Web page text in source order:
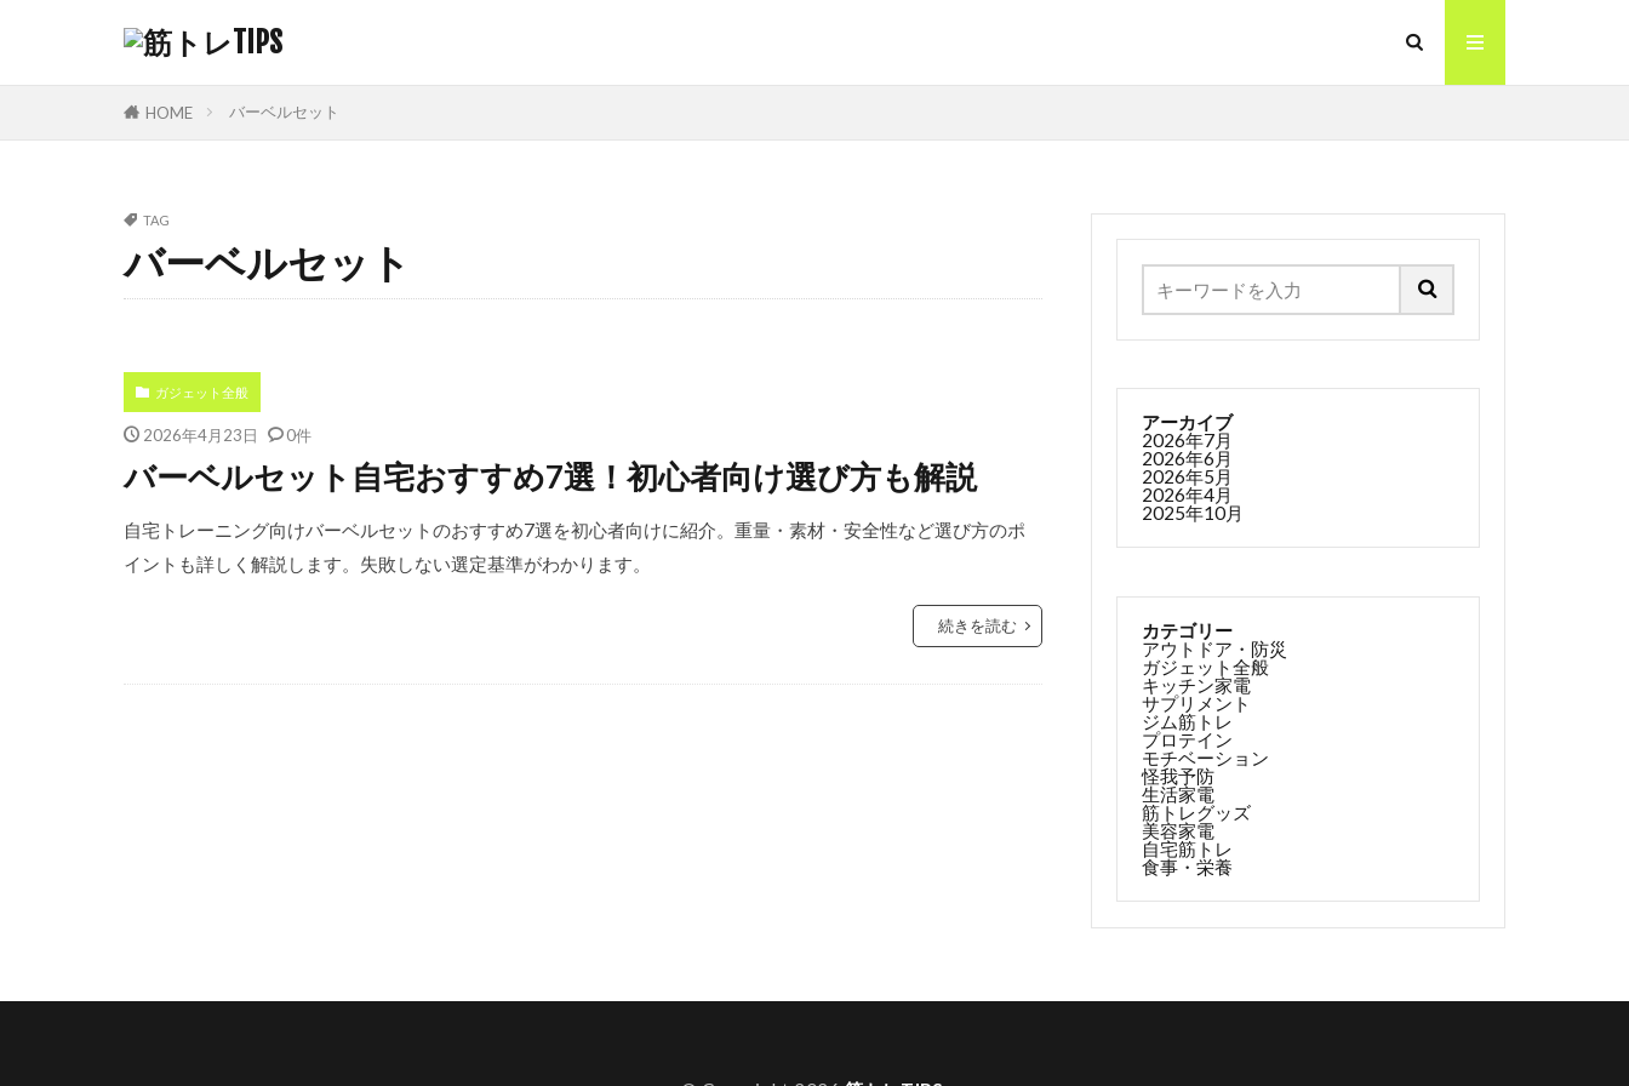
HOME バーベルセット
TAG
バーベルセット
ガジェット全般
2026年4月23日 0件
バーベルセット自宅おすすめ7選！初心者向け選び方も解説
自宅トレーニング向けバーベルセットのおすすめ7選を初心者向けに紹介。重量・素材・安全性など選び方のポ
イントも詳しく解説します。失敗しない選定基準がわかります。
続きを読む
アーカイブ
2026年7月
2026年6月
2026年5月
2026年4月
2025年10月
カテゴリー
アウトドア・防災
ガジェット全般
キッチン家電
サプリメント
ジム筋トレ
プロテイン
モチベーション
怪我予防
生活家電
筋トレグッズ
美容家電
自宅筋トレ
食事・栄養